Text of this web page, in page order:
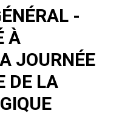
-
À
JOURNÉE
DE LA